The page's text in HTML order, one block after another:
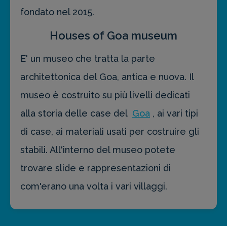
fondato nel 2015.
Houses of Goa museum
E' un museo che tratta la parte
architettonica del Goa, antica e nuova. Il
museo è costruito su più livelli dedicati
alla storia delle case del Goa , ai vari tipi
di case, ai materiali usati per costruire gli
stabili. All'interno del museo potete
trovare slide e rappresentazioni di
com'erano una volta i vari villaggi.